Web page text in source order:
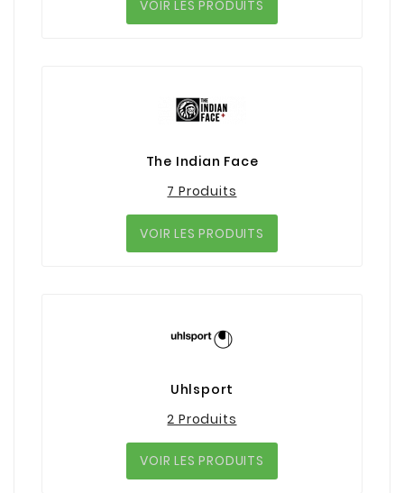
VOIR LES PRODUITS
The Indian Face
7 Produits
VOIR LES PRODUITS
Uhlsport
2 Produits
VOIR LES PRODUITS